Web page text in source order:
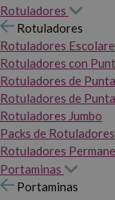
Rotuladores
Rotuladores
Rotuladores
Rotuladores con
Rotuladores de
Rotuladores de
Rotuladores Jumbo
Packs de Rotuladores
Rotuladores
Portaminas
Portaminas